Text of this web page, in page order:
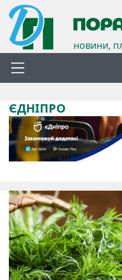
новини,
ЄДНІПРО